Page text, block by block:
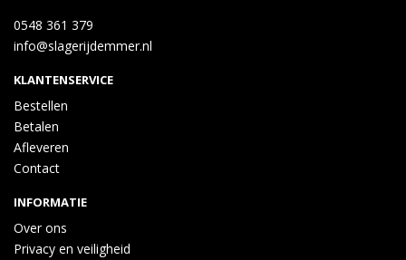
0548 361 379
info@slagerijdemmer.nl
KLANTENSERVICE
Bestellen
Betalen
Afleveren
Contact
INFORMATIE
Over ons
Privacy en veiligheid